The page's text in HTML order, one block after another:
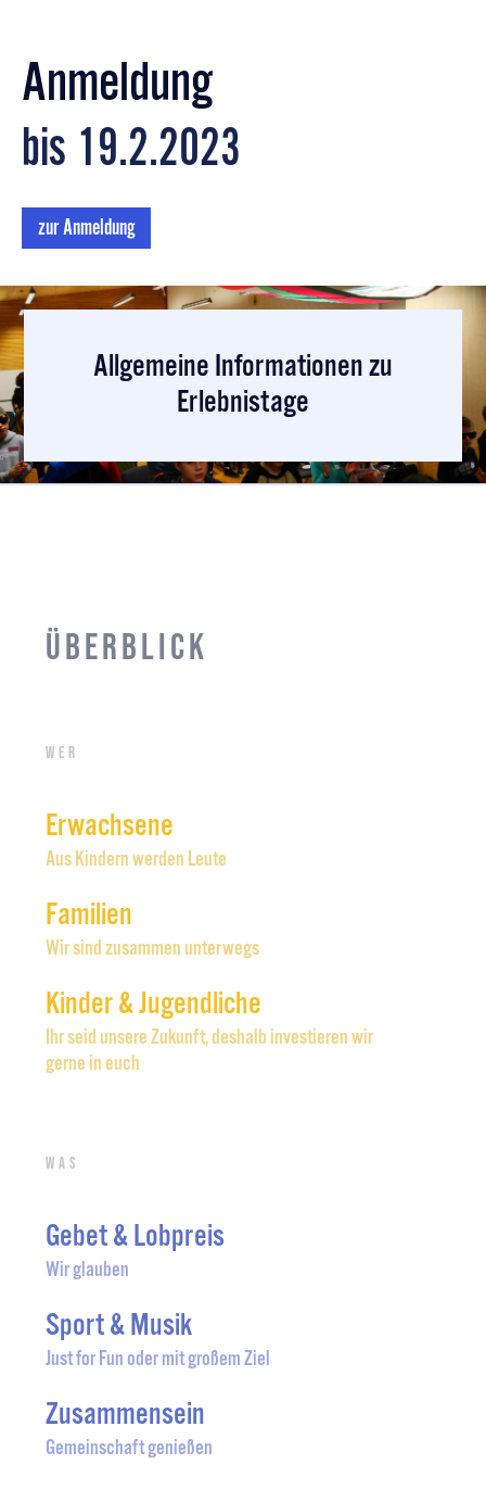
Anmeldung
bis 19.2.2023
zur Anmeldung
Allgemeine Informationen zu
Erlebnistage
Überblick
Wer
Erwachsene
Aus Kindern werden Leute
Familien
Wir sind zusammen unterwegs
Kinder & Jugendliche
Ihr seid unsere Zukunft, deshalb investieren wir
gerne in euch
Was
Gebet & Lobpreis
Wir glauben
Sport & Musik
Just for Fun oder mit großem Ziel
Zusammensein
Gemeinschaft genießen